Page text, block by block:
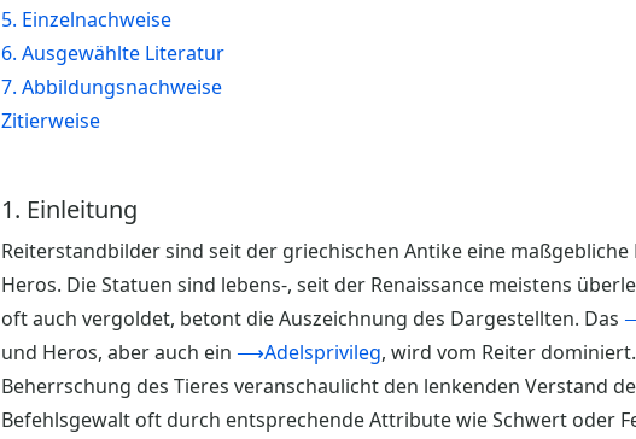
5. Einzelnachweise
6. Ausgewählte Literatur
7. Abbildungsnachweise
Zitierweise
1. Einleitung
Reiterstandbilder sind seit der griechischen Antike eine
Heros. Die Statuen sind lebens-, seit der Renaissance meistens
oft auch vergoldet, betont die Auszeichnung des Dargestellten. Das
und Heros, aber auch ein ⟶Adelsprivileg, wird vom Reiter
Beherrschung des Tieres veranschaulicht den lenkenden Verstand
Befehlsgewalt oft durch entsprechende Attribute wie Schwert oder